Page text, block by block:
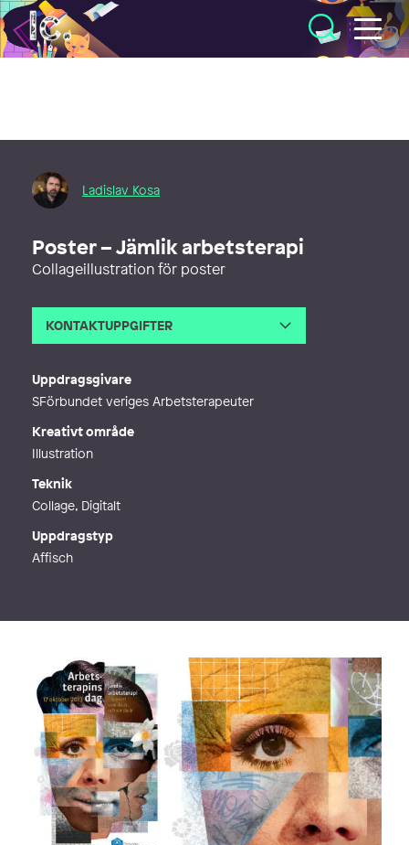
Illustratörcentrum
Ladislav Kosa
Poster – Jämlik arbetsterapi
Collageillustration för poster
KONTAKTUPPGIFTER
Uppdragsgivare
SFörbundet veriges Arbetsterapeuter
Kreativt område
Illustration
Teknik
Collage, Digitalt
Uppdragstyp
Affisch